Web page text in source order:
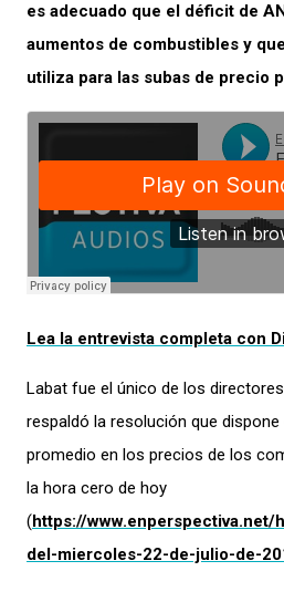
es adecuado que el déficit de
aumentos de combustibles y
utiliza para las subas de precio
Lea la entrevista completa con
Labat fue el único de los
respaldó la resolución que dispone
promedio en los precios de los
la hora cero de hoy
(https://
del-miercoles-22-de-julio-de-